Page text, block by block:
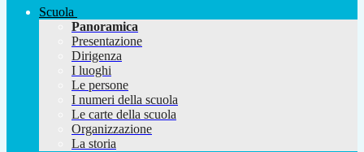
Scuola
Panoramica
Presentazione
Dirigenza
I luoghi
Le persone
I numeri della scuola
Le carte della scuola
Organizzazione
La storia